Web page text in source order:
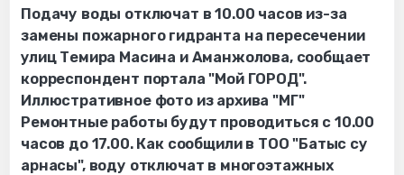
Подачу воды отключат в 10.00 часов из-за
замены пожарного гидранта на пересечении
улиц Темира Масина и Аманжолова, сообщает
корреспондент портала "Мой ГОРОД".
Иллюстративное фото из архива "МГ"
Ремонтные работы будут проводиться с 10.00
часов до 17.00. Как сообщили в ТОО "Батыс су
арнасы", воду отключат в многоэтажных